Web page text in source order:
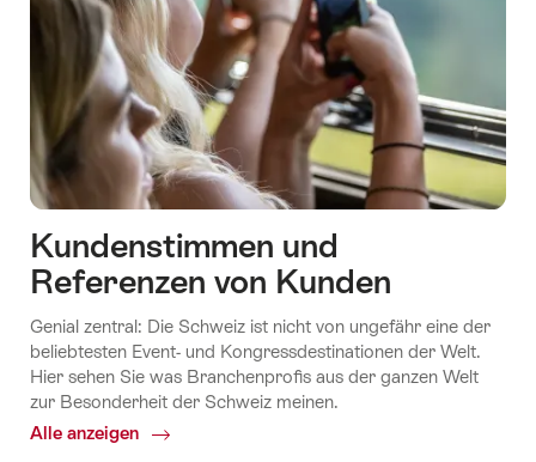
Kundenstimmen und
Referenzen von Kunden
Genial zentral: Die Schweiz ist nicht von ungefähr eine der
beliebtesten Event- und Kongressdestinationen der Welt.
Hier sehen Sie was Branchenprofis aus der ganzen Welt
zur Besonderheit der Schweiz meinen.
Alle anzeigen
Common.Of